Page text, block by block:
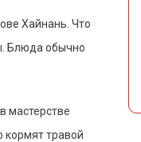
Хайнань. Что
Блюда обычно
мастерстве
кормят травой